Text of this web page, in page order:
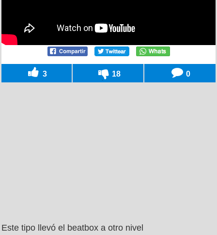
3 18 0
Este tipo llevó el beatbox a otro nivel